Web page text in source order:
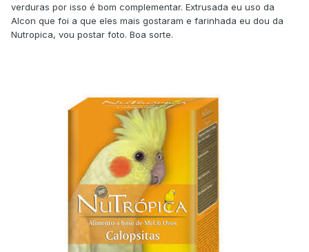
verduras por isso é bom complementar. Extrusada eu uso da
Alcon que foi a que eles mais gostaram e farinhada eu dou da
Nutropica, vou postar foto. Boa sorte.